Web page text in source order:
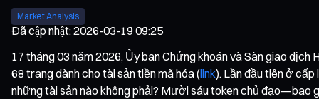
Market Analysis
Đã cập nhật:2026-03-19 09:25
17 tháng 03 năm 2026, Ủy ban Chứng khoán và Sàn giao dịch
68 trang dành cho tài sản tiền mã hóa (link). Lần đầu tiên ở
những tài sản nào không phải? Mười sáu token chủ đạo—bao